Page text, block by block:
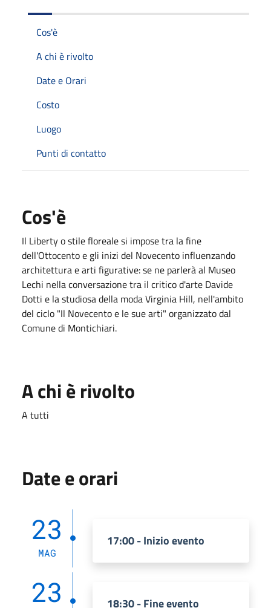
Cos'è
A chi è rivolto
Date e Orari
Costo
Luogo
Punti di contatto
Cos'è
Il Liberty o stile floreale si impose tra la fine
dell'Ottocento e gli inizi del Novecento influenzando
architettura e arti figurative: se ne parlerà al Museo
Lechi nella conversazione tra il critico d'arte Davide
Dotti e la studiosa della moda Virginia Hill, nell'ambito
del ciclo "Il Novecento e le sue arti" organizzato dal
Comune di Montichiari.
A chi è rivolto
A tutti
Date e orari
23
MAG
17:00 - Inizio evento
23 18:30 - Fine evento